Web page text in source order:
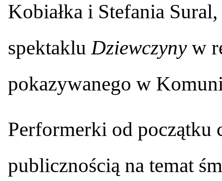
Kobiałka i Stefania
spektakluDziewczynyw
pokazywanego w
Performerki od początku
publicznością na temat